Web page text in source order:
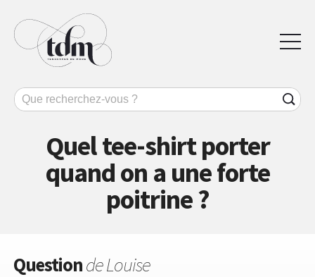
Quel tee-shirt porter
quand on a une forte
poitrine ?
Questionde Louise